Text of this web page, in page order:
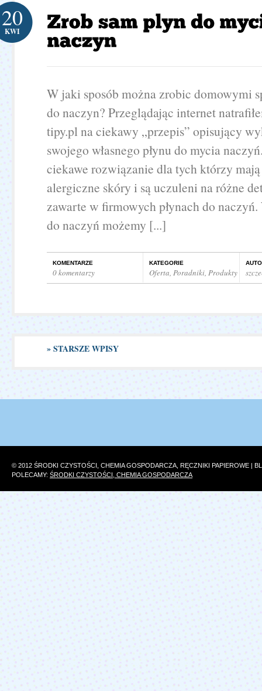
20
KWI
W jaki sposób można zrobic domowymi
do naczyn? Przeglądając internet
tipy.pl na ciekawy „przepis” opisujący
swojego własnego płynu do mycia
ciekawe rozwiązanie dla tych którzy
alergiczne skóry i są uczuleni na różne
zawarte w firmowych płynach do naczyń.
do naczyń możemy [...]
KOMENTARZE
0 komentarzy
KATEGORIE
Oferta, Poradniki, Produkty
» STARSZE WPISY
© 2012 ŚRODKI CZYSTOŚCI, CHEMIA GOSPODARCZA, RĘCZNIKI PAPIEROWE |
POLECAMY: ŚRODKI CZYSTOŚCI, CHEMIA GOSPODARCZA